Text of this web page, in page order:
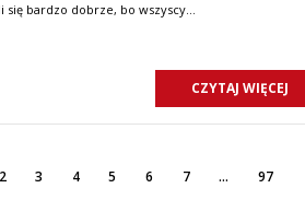
się bardzo dobrze, bo wszyscy…
CZYTAJ WIĘCEJ
2 3 4 5 6 7 … 97